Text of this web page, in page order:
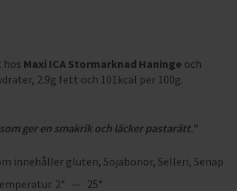
hos Maxi ICA Stormarknad Haninge och
2.9g fett och 101kcal per 100g.
ger en smakrik och läcker pastarätt."
innehåller gluten, Sojabönor, Selleri, Senap
2° — 25°